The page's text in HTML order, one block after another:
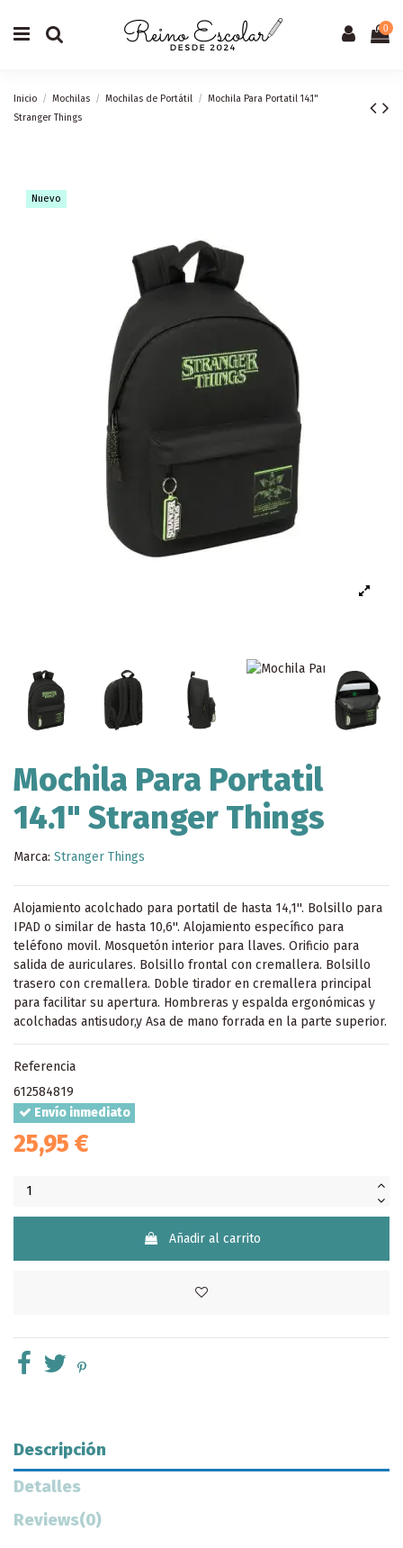
0
Inicio Mochilas Mochilas de Portátil
Mochila Para Portatil 14.1"
Stranger Things
Nuevo
Mochila Para Portatil
14.1" Stranger Things
Marca: Stranger Things
Alojamiento acolchado para portatil de hasta 14,1''. Bolsillo para
IPAD o similar de hasta 10,6''. Alojamiento específico para
teléfono movil. Mosquetón interior para llaves. Orificio para
salida de auriculares. Bolsillo frontal con cremallera. Bolsillo
trasero con cremallera. Doble tirador en cremallera principal
para facilitar su apertura. Hombreras y espalda ergonómicas y
acolchadas antisudor,y Asa de mano forrada en la parte superior.
Referencia
612584819
Envío inmediato
25,95 €
Añadir al carrito
Descripción
Detalles
Reviews(0)